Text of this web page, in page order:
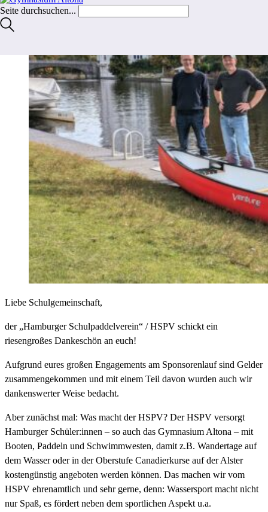
Seite durchsuchen...
Liebe Schulgemeinschaft,
der „Hamburger Schulpaddelverein“ / HSPV schickt ein
riesengroßes Dankeschön an euch!
Aufgrund eures großen Engagements am Sponsorenlauf sind Gelder
zusammengekommen und mit einem Teil davon wurden auch wir
dankenswerter Weise bedacht.
Aber zunächst mal: Was macht der HSPV? Der HSPV versorgt
Hamburger Schüler:innen – so auch das Gymnasium Altona – mit
Booten, Paddeln und Schwimmwesten, damit z.B. Wandertage auf
dem Wasser oder in der Oberstufe Canadierkurse auf der Alster
kostengünstig angeboten werden können. Das machen wir vom
HSPV ehrenamtlich und sehr gerne, denn: Wassersport macht nicht
nur Spaß, es fördert neben dem sportlichen Aspekt u.a.